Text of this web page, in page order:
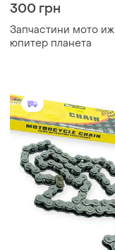
300 грн
Запчастини мото иж
юпитер планета